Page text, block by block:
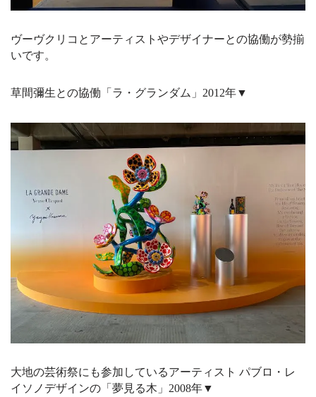
ヴーヴクリコとアーティストやデザイナーとの協働が勢揃
いです。
草間彌生との協働「ラ・グランダム」2012年▼
大地の芸術祭にも参加しているアーティスト パブロ・レ
イソノデザインの「夢見る木」2008年▼